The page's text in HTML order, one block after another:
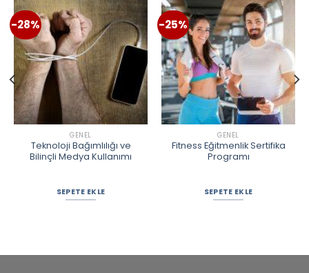
-28%
GENEL
Teknoloji Bağımlılığı ve
Bilinçli Medya Kullanımı
SEPETE EKLE
-25%
GENEL
Fitness Eğitmenlik Sertifika
Programı
SEPETE EKLE